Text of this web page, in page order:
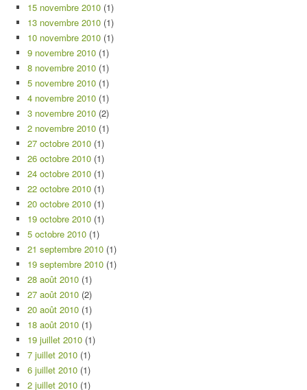
15 novembre 2010 (1)
13 novembre 2010 (1)
10 novembre 2010 (1)
9 novembre 2010 (1)
8 novembre 2010 (1)
5 novembre 2010 (1)
4 novembre 2010 (1)
3 novembre 2010 (2)
2 novembre 2010 (1)
27 octobre 2010 (1)
26 octobre 2010 (1)
24 octobre 2010 (1)
22 octobre 2010 (1)
20 octobre 2010 (1)
19 octobre 2010 (1)
5 octobre 2010 (1)
21 septembre 2010 (1)
19 septembre 2010 (1)
28 août 2010 (1)
27 août 2010 (2)
20 août 2010 (1)
18 août 2010 (1)
19 juillet 2010 (1)
7 juillet 2010 (1)
6 juillet 2010 (1)
2 juillet 2010 (1)